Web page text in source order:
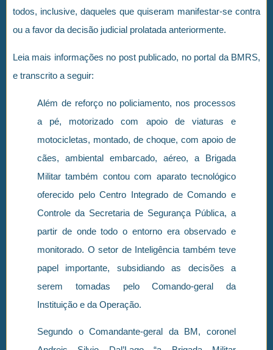
todos, inclusive, daqueles que quiseram manifestar-se contra
ou a favor da decisão judicial prolatada anteriormente.
Leia mais informações no post publicado, no portal da BMRS,
e transcrito a seguir:
Além de reforço no policiamento, nos processos
a pé, motorizado com apoio de viaturas e
motocicletas, montado, de choque, com apoio de
cães, ambiental embarcado, aéreo, a Brigada
Militar também contou com aparato tecnológico
oferecido pelo Centro Integrado de Comando e
Controle da Secretaria de Segurança Pública, a
partir de onde todo o entorno era observado e
monitorado. O setor de Inteligência também teve
papel importante, subsidiando as decisões a
serem tomadas pelo Comando-geral da
Instituição e da Operação.
Segundo o Comandante-geral da BM, coronel